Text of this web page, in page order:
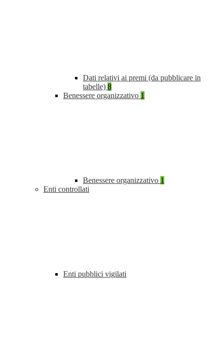
Dati relativi ai premi (da pubblicare in
tabelle) 8
Benessere organizzativo 1
Benessere organizzativo 1
Enti controllati
Enti pubblici vigilati